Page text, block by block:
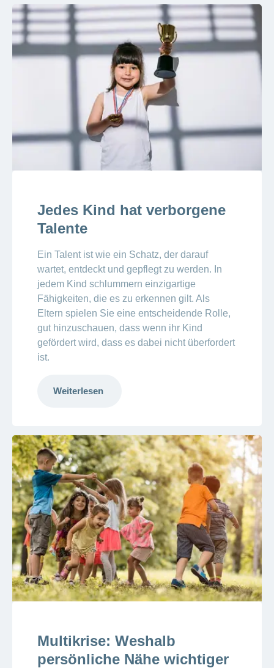
Jedes Kind hat verborgene
Talente
Ein Talent ist wie ein Schatz, der darauf
wartet, entdeckt und gepflegt zu werden. In
jedem Kind schlummern einzigartige
Fähigkeiten, die es zu erkennen gilt. Als
Eltern spielen Sie eine entscheidende Rolle,
gut hinzuschauen, dass wenn ihr Kind
gefördert wird, dass es dabei nicht überfordert
ist.
Weiterlesen
Multikrise: Weshalb
persönliche Nähe wichtiger